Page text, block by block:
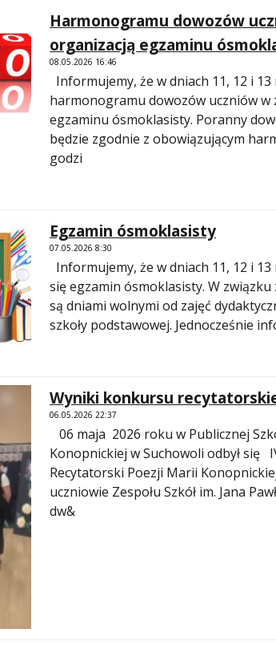
Harmonogramu dowozów
organizacją egzaminu
08.05.2026 16:46
Informujemy, że w dniach 11, 12 i
harmonogramu dowozów uczniów w
egzaminu ósmoklasisty. Poranny
będzie zgodnie z obowiązującym
godzi
Egzamin ósmoklasisty
07.05.2026 8:30
Informujemy, że w dniach 11, 12 i
się egzamin ósmoklasisty. W
są dniami wolnymi od zajęć
szkoły podstawowej. Jednocześnie
Wyniki konkursu
06.05.2026 22:37
06 maja 2026 roku w Publicznej
Konopnickiej w Suchowoli odbył się
Recytatorski Poezji Marii
uczniowie Zespołu Szkół im. Jana
dw&